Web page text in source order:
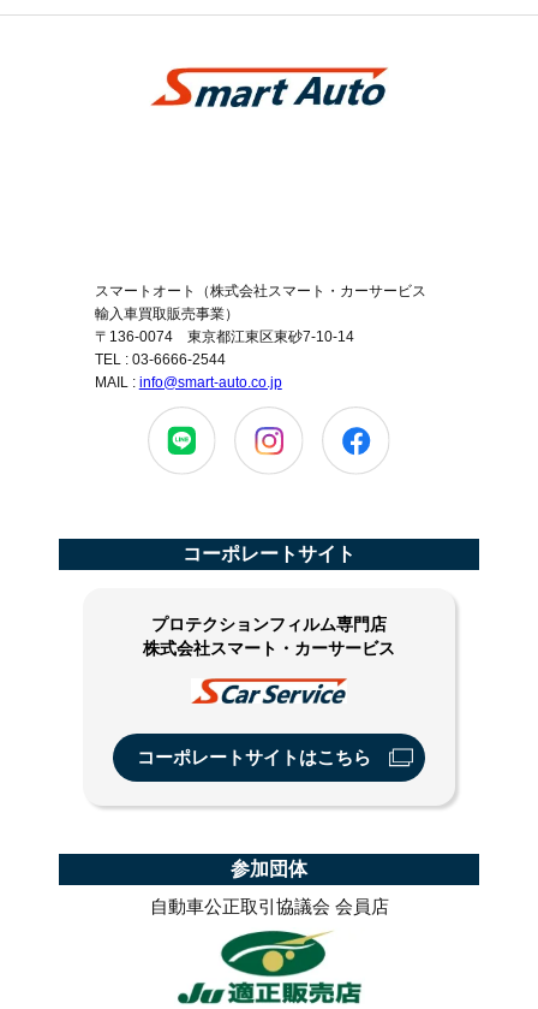
スマートオート（株式会社スマート・カーサービス
輸入車買取販売事業）
〒136-0074 東京都江東区東砂7-10-14
TEL : 03-6666-2544
MAIL : info@smart-auto.co.jp
コーポレートサイト
プロテクションフィルム専門店
株式会社スマート・カーサービス
コーポレートサイトはこちら
参加団体
自動車公正取引協議会 会員店